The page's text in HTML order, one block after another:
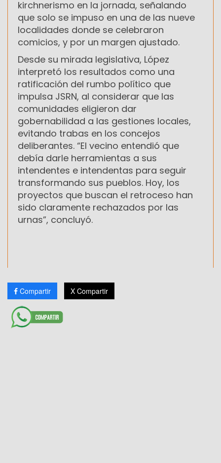
kirchnerismo en la jornada, señalando
que solo se impuso en una de las nueve
localidades donde se celebraron
comicios, y por un margen ajustado.
Desde su mirada legislativa, López
interpretó los resultados como una
ratificación del rumbo político que
impulsa JSRN, al considerar que las
comunidades eligieron dar
gobernabilidad a las gestiones locales,
evitando trabas en los concejos
deliberantes. “El vecino entendió que
debía darle herramientas a sus
intendentes e intendentas para seguir
transformando sus pueblos. Hoy, los
proyectos que buscan el retroceso han
sido claramente rechazados por las
urnas”, concluyó.
Compartir X Compartir